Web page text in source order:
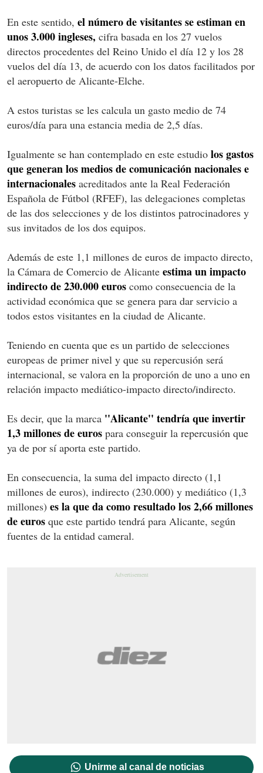
En este sentido, el número de visitantes se estiman en
unos 3.000 ingleses, cifra basada en los 27 vuelos
directos procedentes del Reino Unido el día 12 y los 28
vuelos del día 13, de acuerdo con los datos facilitados por
el aeropuerto de Alicante-Elche.
A estos turistas se les calcula un gasto medio de 74
euros/día para una estancia media de 2,5 días.
Igualmente se han contemplado en este estudio los gastos
que generan los medios de comunicación nacionales e
internacionales acreditados ante la Real Federación
Española de Fútbol (RFEF), las delegaciones completas
de las dos selecciones y de los distintos patrocinadores y
sus invitados de los dos equipos.
Además de este 1,1 millones de euros de impacto directo,
la Cámara de Comercio de Alicante estima un impacto
indirecto de 230.000 euros como consecuencia de la
actividad económica que se genera para dar servicio a
todos estos visitantes en la ciudad de Alicante.
Teniendo en cuenta que es un partido de selecciones
europeas de primer nivel y que su repercusión será
internacional, se valora en la proporción de uno a uno en
relación impacto mediático-impacto directo/indirecto.
Es decir, que la marca ''Alicante'' tendría que invertir
1,3 millones de euros para conseguir la repercusión que
ya de por sí aporta este partido.
En consecuencia, la suma del impacto directo (1,1
millones de euros), indirecto (230.000) y mediático (1,3
millones) es la que da como resultado los 2,66 millones
de euros que este partido tendrá para Alicante, según
fuentes de la entidad cameral.
Unirme al canal de noticias